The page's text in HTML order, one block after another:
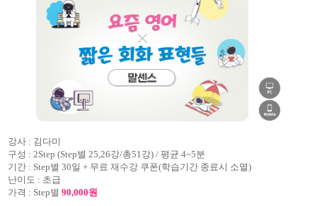
강사 : 김다미
구성 : 2Step (Step별 25,26강/총51강) / 평균 4~5분
기간 : Step별 30일 + 무료 재수강 쿠폰(학습기간 종료시 소멸)
난이도 : 초급
가격 : Step별 90,000원